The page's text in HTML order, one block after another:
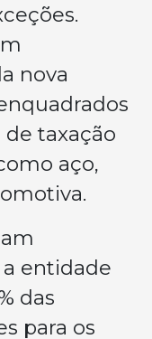
nova
taxação
aço,
entidade
das
para os